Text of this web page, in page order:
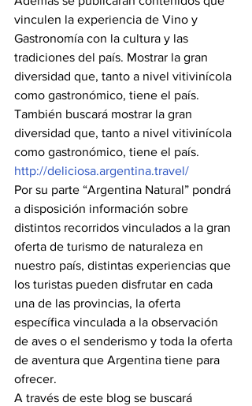
vinculen la experiencia de Vino y
Gastronomía con la cultura y las
tradiciones del país. Mostrar la gran
diversidad que, tanto a nivel vitivinícola
como gastronómico, tiene el país.
También buscará mostrar la gran
diversidad que, tanto a nivel vitivinícola
como gastronómico, tiene el país.
http://deliciosa.argentina.travel/
Por su parte “Argentina Natural” pondrá
a disposición información sobre
distintos recorridos vinculados a la gran
oferta de turismo de naturaleza en
nuestro país, distintas experiencias que
los turistas pueden disfrutar en cada
una de las provincias, la oferta
específica vinculada a la observación
de aves o el senderismo y toda la oferta
de aventura que Argentina tiene para
ofrecer.
A través de este blog se buscará